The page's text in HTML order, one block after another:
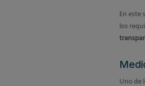
En este
los
Uno de